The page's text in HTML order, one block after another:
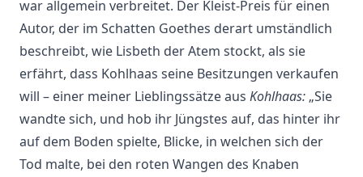
war allgemein verbreitet. Der Kleist-Preis für einen
Autor, der im Schatten Goethes derart umständlich
beschreibt, wie Lisbeth der Atem stockt, als sie
erfährt, dass Kohlhaas seine Besitzungen verkaufen
will – einer meiner Lieblingssätze aus Kohlhaas: „Sie
wandte sich, und hob ihr Jüngstes auf, das hinter ihr
auf dem Boden spielte, Blicke, in welchen sich der
Tod malte, bei den roten Wangen des Knaben